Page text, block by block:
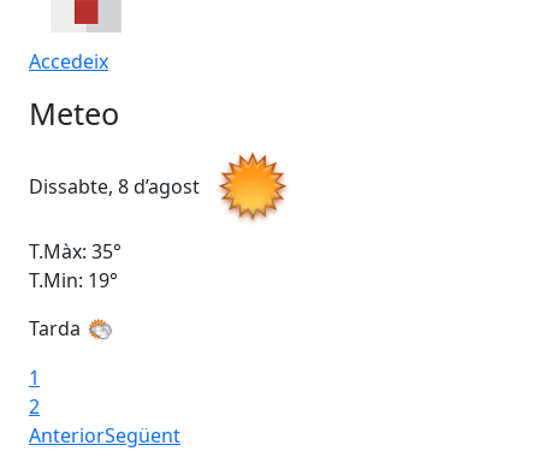
Accedeix
Meteo
Dissabte, 8 d’agost
T.Màx: 35°
T.Min: 19°
Tarda
1
2
AnteriorSegüent